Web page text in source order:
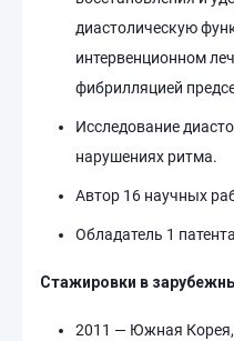
диастолическую
интервенционном
фибрилляцией
Исследование
нарушениях ритма.
Автор 16 научных
Обладатель 1 патента
Cтажировки в
2011 — Южная Корея,